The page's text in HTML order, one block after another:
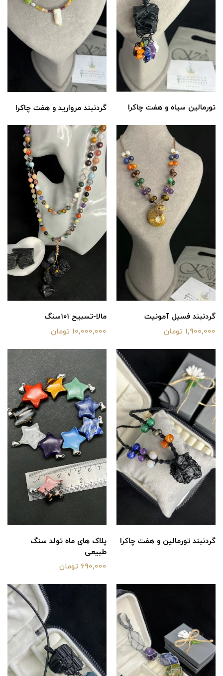
تورمالین سیاه و هفت چاکرا گردنبند مروارید و هفت چاکرا
گردنبند فسیل آمونیت
1,900,000 تومان
مالا-تسبیح ۱۰۱سنگ
10,000,000 تومان
گردنبند تورمالین و هفت چاکرا
پلاک های ماه تولد سنگ
طبیعی
690,000 تومان